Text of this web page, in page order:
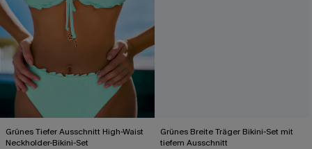
Grünes Tiefer Ausschnitt High-Waist
Neckholder-Bikini-Set
Grünes Breite Träger Bikini-Set mit
tiefem Ausschnitt